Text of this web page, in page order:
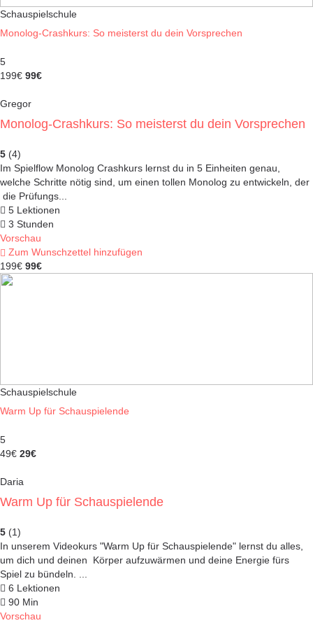
Schauspielschule
Monolog-Crashkurs: So meisterst du dein Vorsprechen
5
199€ 99€
Gregor
Monolog-Crashkurs: So meisterst du dein Vorsprechen
5 (4)
Im Spielflow Monolog Crashkurs lernst du in 5 Einheiten genau,
welche Schritte nötig sind, um einen tollen Monolog zu entwickeln, der
die Prüfungs...
5 Lektionen
3 Stunden
Vorschau
Zum Wunschzettel hinzufügen
199€ 99€
Schauspielschule
Warm Up für Schauspielende
5
49€ 29€
Daria
Warm Up für Schauspielende
5 (1)
In unserem Videokurs "Warm Up für Schauspielende" lernst du alles,
um dich und deinen Körper aufzuwärmen und deine Energie fürs
Spiel zu bündeln. ...
6 Lektionen
90 Min
Vorschau